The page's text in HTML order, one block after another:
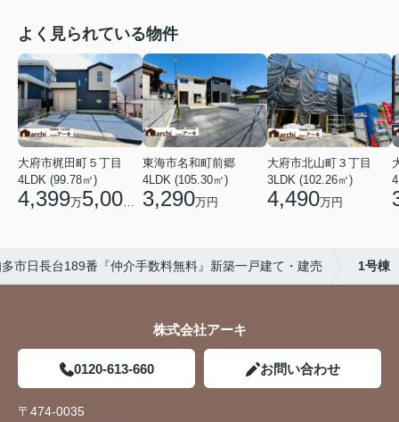
よく見られている物件
大府市梶田町５丁目
4LDK (99.78㎡)
4,399万5,000 円
東海市名和町前郷
4LDK (105.30㎡)
3,290万円
大府市北山町３丁目
3LDK (102.26㎡)
4,490万円
市日長台189番『仲介手数料無料』新築一戸建て・建売 1号棟
株式会社アーキ
0120-613-660 お問い合わせ
〒474-0035